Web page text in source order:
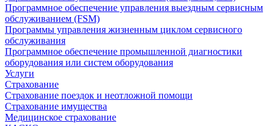
Программное обеспечение управления выездным сервисным
обслуживанием (FSM)
Программы управления жизненным циклом сервисного
обслуживания
Программное обеспечение промышленной диагностики
оборудования или систем оборудования
Услуги
Страхование
Страхование поездок и неотложной помощи
Страхование имущества
Медицинское страхование